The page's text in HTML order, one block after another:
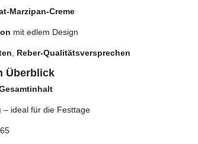
Marzipan-Creme
mit edlem Design
Reber-Qualitätsversprechen
Überblick
– ideal für die Festtage